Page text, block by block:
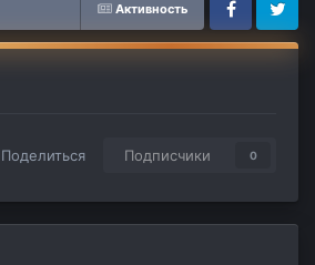
Активность
FacebookTwitter
Поделиться Подписчики 0